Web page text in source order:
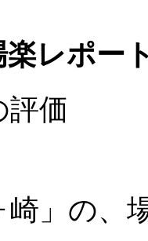
レポー
評価
崎」の、